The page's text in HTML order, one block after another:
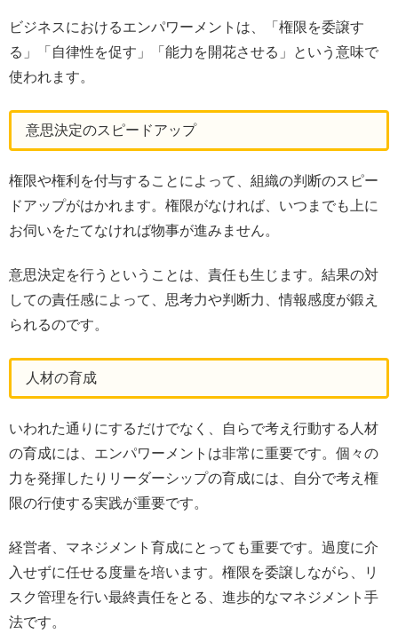
ビジネスにおけるエンパワーメントは、「権限を委譲す
る」「自律性を促す」「能力を開花させる」という意味で
使われます。
意思決定のスピードアップ
権限や権利を付与することによって、組織の判断のスピー
ドアップがはかれます。権限がなければ、いつまでも上に
お伺いをたてなければ物事が進みません。
意思決定を行うということは、責任も生じます。結果の対
しての責任感によって、思考力や判断力、情報感度が鍛え
られるのです。
人材の育成
いわれた通りにするだけでなく、自らで考え行動する人材
の育成には、エンパワーメントは非常に重要です。個々の
力を発揮したりリーダーシップの育成には、自分で考え権
限の行使する実践が重要です。
経営者、マネジメント育成にとっても重要です。過度に介
入せずに任せる度量を培います。権限を委譲しながら、リ
スク管理を行い最終責任をとる、進歩的なマネジメント手
法です。